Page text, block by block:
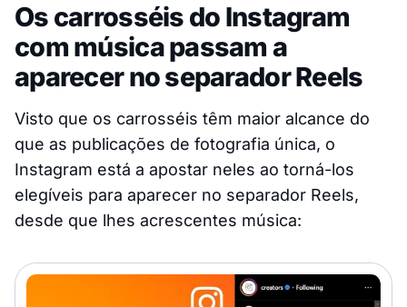
Os carrosséis do Instagram
com música passam a
aparecer no separador Reels
Visto que os carrosséis têm maior alcance do
que as publicações de fotografia única, o
Instagram está a apostar neles ao torná-los
elegíveis para aparecer no separador Reels,
desde que lhes acrescentes música: